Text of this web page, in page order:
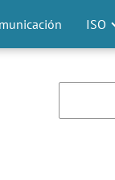
ISO